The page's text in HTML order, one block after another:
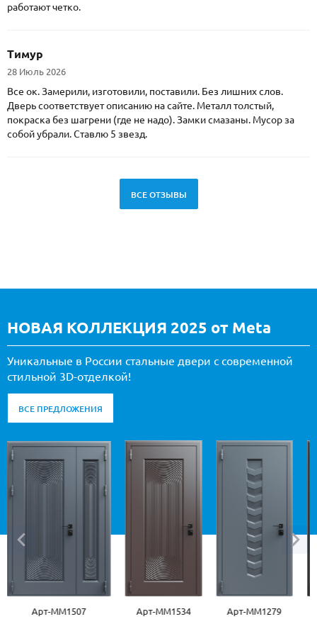
работают четко.
Тимур
28 Июль 2026
Все ок. Замерили, изготовили, поставили. Без лишних слов.
Дверь соответствует описанию на сайте. Металл толстый,
покраска без шагрени (где не надо). Замки смазаны. Мусор за
собой убрали. Ставлю 5 звезд.
ВСЕ ОТЗЫВЫ
НОВАЯ КОЛЛЕКЦИЯ 2025 от Meta
Уникальные в России стальные двери с современной
стильной 3D-отделкой!
ВСЕ ПРЕДЛОЖЕНИЯ
Арт-ММ1507 Арт-ММ1534 Арт-ММ1279